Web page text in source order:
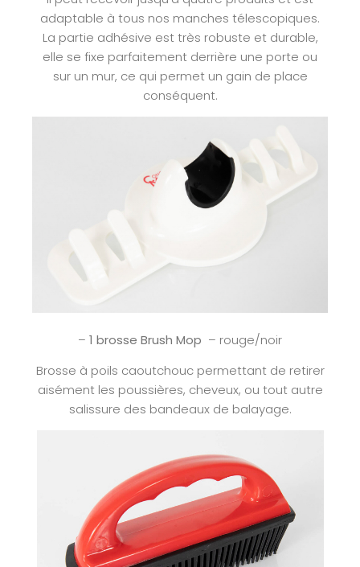
adaptable à tous nos manches télescopiques.
La partie adhésive est très robuste et durable,
elle se fixe parfaitement derrière une porte ou
sur un mur, ce qui permet un gain de place
conséquent.
– 1 brosse Brush Mop – rouge/noir
Brosse à poils caoutchouc permettant de retirer
aisément les poussières, cheveux, ou tout autre
salissure des bandeaux de balayage.